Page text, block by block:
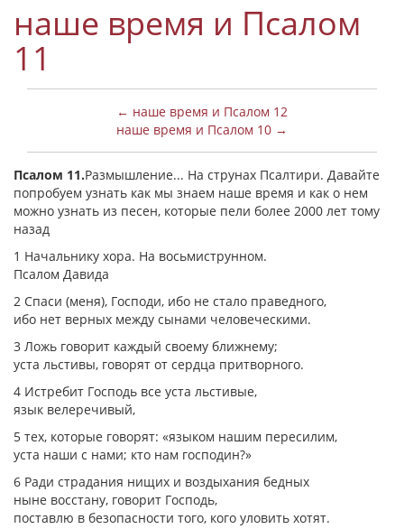
наше время и Псалом
11
← наше время и Псалом 12
наше время и Псалом 10 →
Псалом 11.Размышление... На струнах Псалтири. Давайте
попробуем узнать как мы знаем наше время и как о нем
можно узнать из песен, которые пели более 2000 лет тому
назад
1 Начальнику хора. На восьмиструнном.
Псалом Давида
2 Спаси (меня), Господи, ибо не стало праведного,
ибо нет верных между сынами человеческими.
3 Ложь говорит каждый своему ближнему;
уста льстивы, говорят от сердца притворного.
4 Истребит Господь все уста льстивые,
язык велеречивый,
5 тех, которые говорят: «языком нашим пересилим,
уста наши с нами; кто нам господин?»
6 Ради страдания нищих и воздыхания бедных
ныне восстану, говорит Господь,
поставлю в безопасности того, кого уловить хотят.